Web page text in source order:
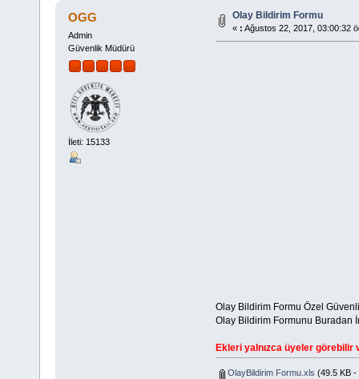
OGG
Admin
Güvenlik Müdürü
İleti: 15133
Olay Bildirim Formu
« : Ağustos 22, 2017, 03:00:32
Olay Bildirim Formu Özel
Olay Bildirim Formunu Buradan
Ekleri yalnızca üyeler görebilir
OlayBildirim Formu.xls (49.5 KB -